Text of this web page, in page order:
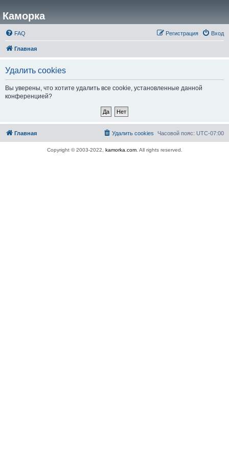
Каморка
FAQ Вход
Регистрация
Главная
Удалить cookies
Вы уверены, что хотите удалить все cookie, установленные данной
конференцией?
Главная Часовой пояс: UTC-07:00
Удалить cookies
Copyright © 2003-2022, kamorka.com. All rights reserved.